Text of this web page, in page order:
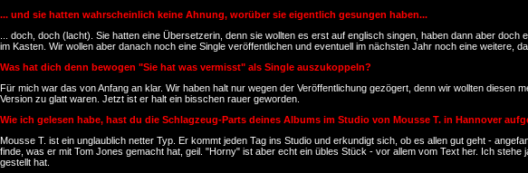
... und sie hatten wahrscheinlich keine Ahnung, worüber sie eigentlich gesungen haben...
... doch, doch (lacht). Sie hatten eine Übersetzerin, denn sie wollten es erst auf englisch singen, haben dann aber
im Kasten. Wir wollen aber danach noch eine Single veröffentlichen und eventuell im nächsten Jahr noch eine weitere,
Was hat dich denn bewogen "Sie hat was vermisst" als Single auszukoppeln?
Für mich war das von Anfang an klar. Wir haben halt nur wegen der Veröffentlichung gezögert, denn wir wollten
Version zu glatt waren. Jetzt ist er halt ein bisschen rauer geworden.
Wie ich gelesen habe, hast du die Schlagzeug-Parts deines Albums im Studio von Mousse T. in Hannover
Mousse T. ist ein unglaublich netter Typ. Er kommt jeden Tag ins Studio und erkundigt sich, ob es allen gut geht -
finde, was er mit Tom Jones gemacht hat, geil. "Horny" ist aber echt ein übles Stück - vor allem vom Text her. Ich
gestellt hat.